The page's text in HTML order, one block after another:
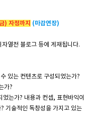
) 자정까지 (마감연장)
열전 블로그 등에 게재됩니다.
있는 컨텐츠로 구성되었는가?
가?
는가? 내용과 컨셉, 표현바익이
기술적인 독창성을 가지고 있는